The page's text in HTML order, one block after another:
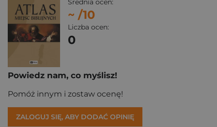
Średnia ocen:
~ /10
Liczba ocen:
0
Powiedz nam, co myślisz!
Pomóż innym i zostaw ocenę!
ZALOGUJ SIĘ, ABY DODAĆ OPINIĘ